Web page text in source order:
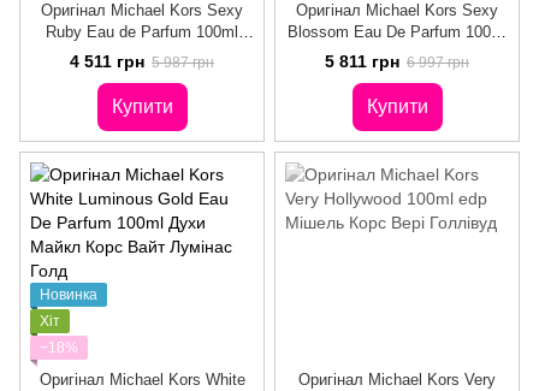
Оригінал Michael Kors Sexy
Ruby Eau de Parfum 100ml
Жіночі Парфуми Майкл Корс
Сексі Рубін
4 511 грн 5 987 грн
Купити
Оригінал Michael Kors Sexy
Blossom Eau De Parfum 100ml
Духи Майкл Корс Секси
Блоссом / Мічел Корс
Сексуальна Квітка
5 811 грн 6 997 грн
Купити
Новинка
Хіт
−18%
Оригінал Michael Kors White
Оригінал Michael Kors Very